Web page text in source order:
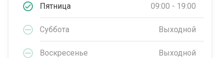
Пятница 09:00 - 19:00
Суббота Выходной
Воскресенье Выходной